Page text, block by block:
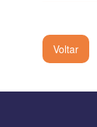
Voltar